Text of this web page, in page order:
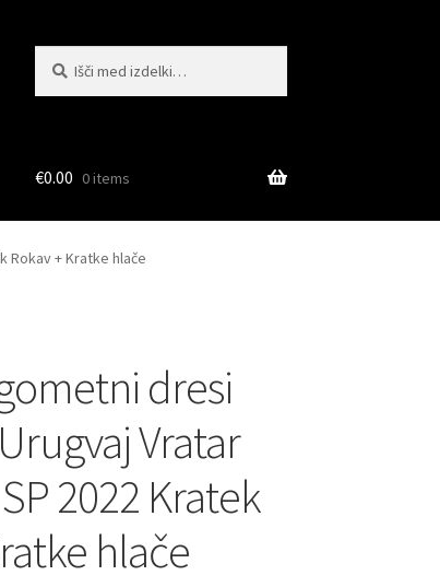
€0.00 0 items
Rokav + Kratke hlače
dresi
Vratar
2022 Kratek
hlače